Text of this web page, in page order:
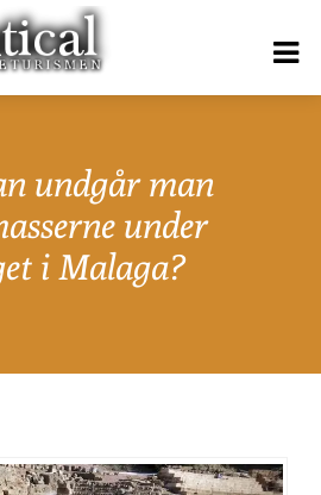
undgår man
under
i Malaga?